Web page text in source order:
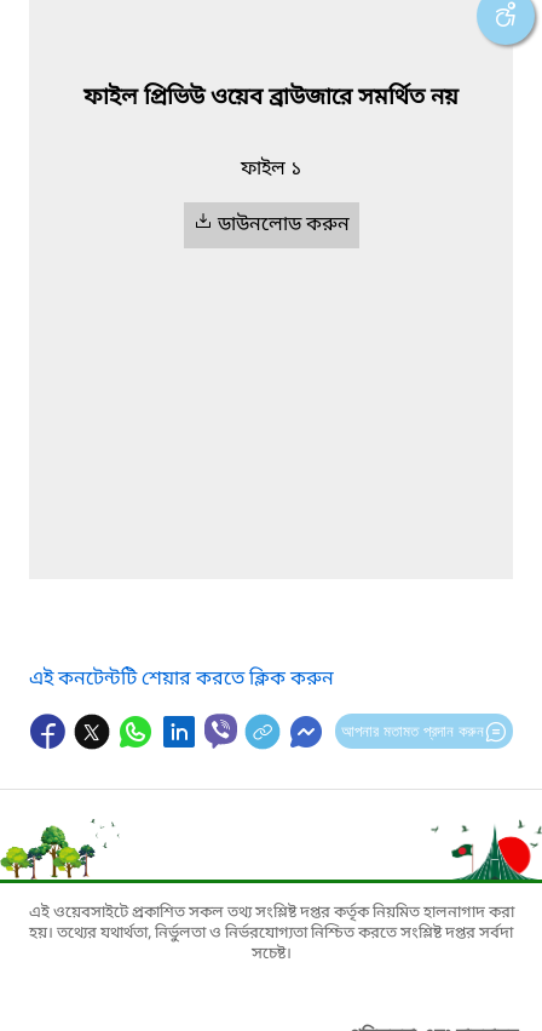
ফাইল প্রিভিউ ওয়েব ব্রাউজারে সমর্থিত নয়
ফাইল ১
ডাউনলোড করুন
এই কনটেন্টটি শেয়ার করতে ক্লিক করুন
আপনার মতামত প্রদান করুন
এই ওয়েবসাইটে প্রকাশিত সকল তথ্য সংশ্লিষ্ট দপ্তর কর্তৃক নিয়মিত হালনাগাদ করা
হয়। তথ্যের যথার্থতা, নির্ভুলতা ও নির্ভরযোগ্যতা নিশ্চিত করতে সংশ্লিষ্ট দপ্তর সর্বদা
সচেষ্ট।